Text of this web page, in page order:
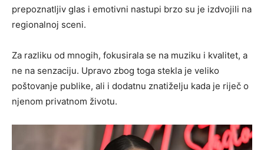
prepoznatljiv glas i emotivni nastupi brzo su je izdvojili na
regionalnoj sceni.
Za razliku od mnogih, fokusirala se na muziku i kvalitet, a
ne na senzaciju. Upravo zbog toga stekla je veliko
poštovanje publike, ali i dodatnu znatiželju kada je riječ o
njenom privatnom životu.